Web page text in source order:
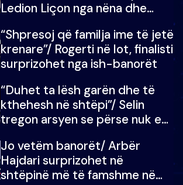
Ledion Liçon nga nëna dhe
mban dot lotët: Nuk meritoj…
“Shpresoj që familja ime të jetë
krenare”/ Rogerti në lot, finalisti
surprizohet nga ish-banorët
“Duhet ta lësh garën dhe të
kthehesh në shtëpi”/ Selin
tregon arsyen se përse nuk e
çoja luftën time deri në fund
Jo vetëm banorët/ Arbër
Hajdari surprizohet në
shtëpinë më të famshme në